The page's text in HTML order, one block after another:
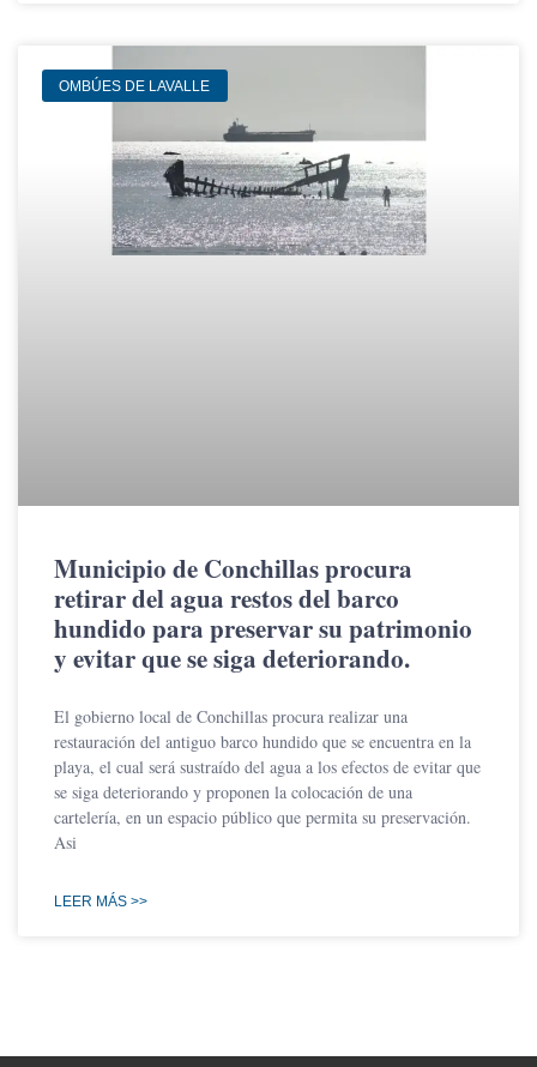
OMBÚES DE LAVALLE
Municipio de Conchillas procura
retirar del agua restos del barco
hundido para preservar su patrimonio
y evitar que se siga deteriorando.
El gobierno local de Conchillas procura realizar una
restauración del antiguo barco hundido que se encuentra en la
playa, el cual será sustraído del agua a los efectos de evitar que
se siga deteriorando y proponen la colocación de una
cartelería, en un espacio público que permita su preservación.
Asi
LEER MÁS >>